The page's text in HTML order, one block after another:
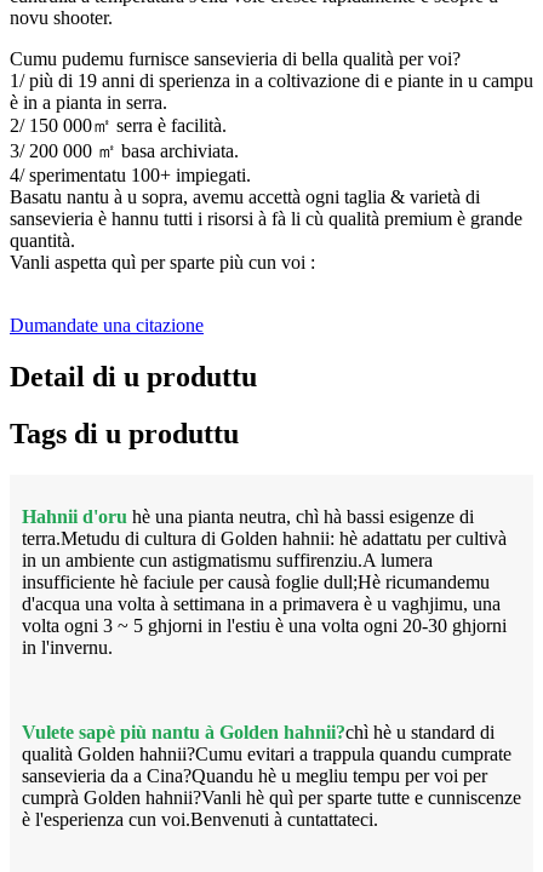
novu shooter.
Cumu pudemu furnisce sansevieria di bella qualità per voi?
1/ più di 19 anni di sperienza in a coltivazione di e piante in u campu
è in a pianta in serra.
2/ 150 000㎡ serra è facilità.
3/ 200 000 ㎡ basa archiviata.
4/ sperimentatu 100+ impiegati.
Basatu nantu à u sopra, avemu accettà ogni taglia & varietà di
sansevieria è hannu tutti i risorsi à fà li cù qualità premium è grande
quantità.
Vanli aspetta quì per sparte più cun voi :
Dumandate una citazione
Detail di u produttu
Tags di u produttu
Hahnii d'oru hè una pianta neutra, chì hà bassi esigenze di
terra.Metudu di cultura di Golden hahnii: hè adattatu per cultivà
in un ambiente cun astigmatismu suffirenziu.A lumera
insufficiente hè faciule per causà foglie dull;Hè ricumandemu
d'acqua una volta à settimana in a primavera è u vaghjimu, una
volta ogni 3 ~ 5 ghjorni in l'estiu è una volta ogni 20-30 ghjorni
in l'invernu.
Vulete sapè più nantu à Golden hahnii?chì hè u standard di
qualità Golden hahnii?Cumu evitari a trappula quandu cumprate
sansevieria da a Cina?Quandu hè u megliu tempu per voi per
cumprà Golden hahnii?Vanli hè quì per sparte tutte e cunniscenze
è l'esperienza cun voi.Benvenuti à cuntattateci.